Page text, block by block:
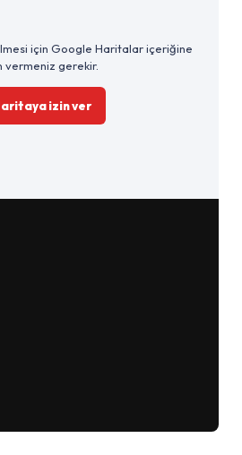
için Google Haritalar içeriğine
vermeniz gerekir.
izin ver